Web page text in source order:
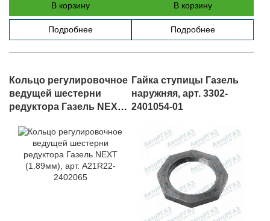
График работы: ПН-ПТ с 8.30 до 18.00 (+6 по МСК)
График работы сервис: ПН-СБ с 8.30 до 20.00
В корзину
Подробнее
В корзину
Подробнее
Кольцо регулировочное
ведущей шестерни
редуктора Газель NEXT
2402065
Гайка ступицы Газель
наружняя, арт. 3302-
2401054-01